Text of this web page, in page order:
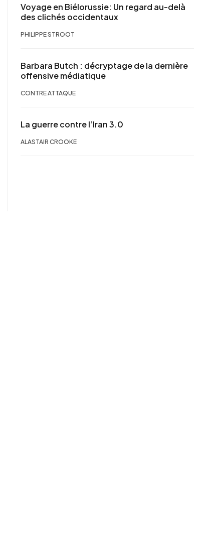
Voyage en Biélorussie: Un regard au-delà
des clichés occidentaux
PHILIPPE STROOT
Barbara Butch : décryptage de la dernière
offensive médiatique
CONTRE ATTAQUE
La guerre contre l’Iran 3.0
ALASTAIR CROOKE